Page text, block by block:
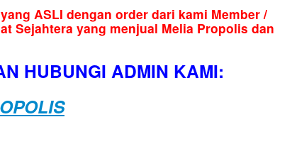
ASLI dengan order dari kami Member /
Sejahtera yang menjual Melia Propolis dan
HUBUNGI ADMIN KAMI: